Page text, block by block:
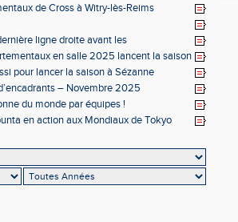
de Cross à Witry-lès-Reims
ligne droite avant les
en salle 2025 lancent la saison
pour lancer la saison à Sézanne
– Novembre 2025
du monde par équipes !
en action aux Mondiaux de Tokyo